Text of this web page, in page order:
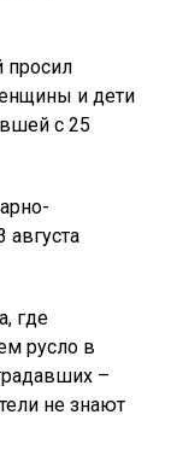
просил
и дети
с 25
августа
где
русло в
–
не знают